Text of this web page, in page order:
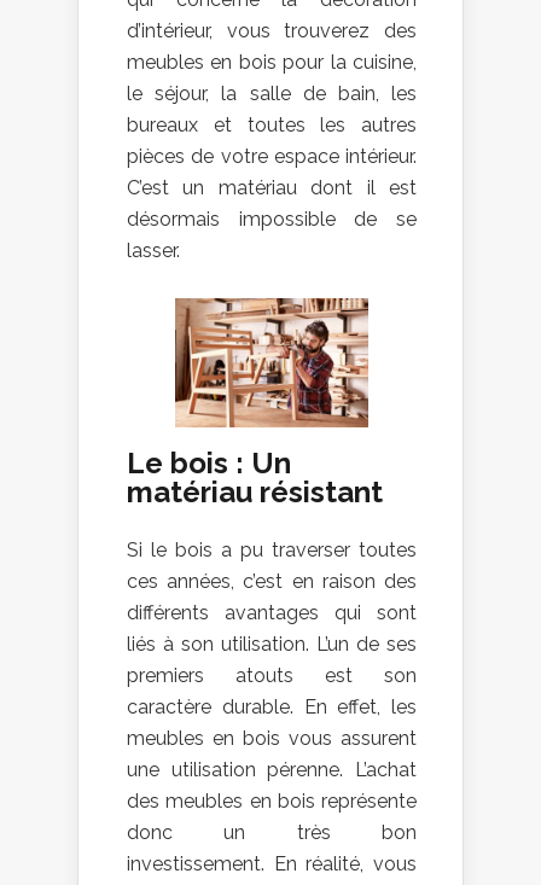
d’intérieur, vous trouverez des
meubles en bois pour la cuisine,
le séjour, la salle de bain, les
bureaux et toutes les autres
pièces de votre espace intérieur.
C’est un matériau dont il est
désormais impossible de se
lasser.
Le bois : Un
matériau résistant
Si le bois a pu traverser toutes
ces années, c’est en raison des
différents avantages qui sont
liés à son utilisation. L’un de ses
premiers atouts est son
caractère durable. En effet, les
meubles en bois vous assurent
une utilisation pérenne. L’achat
des meubles en bois représente
donc un très bon
investissement. En réalité, vous